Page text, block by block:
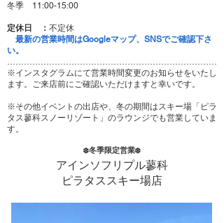
冬季 11:00-15:00
定休日 ： 不定休​
最新の営業時間はGoogleマップ、SNSでご確認下さ
い。
…………………………………………………………………
※インスタグラムにて営業時間変更のお知らせをいたし
ます。ご来店前にご確認いただけますと幸いです。
※​その他イベントの出店や、冬の期間はスキー場「ピラ
タス蓼科スノーリゾート」のラウンジでも営業していま
す。
​❄️冬季限定営業❄️
アインソフリプル蓼科
ピラタススキー場店